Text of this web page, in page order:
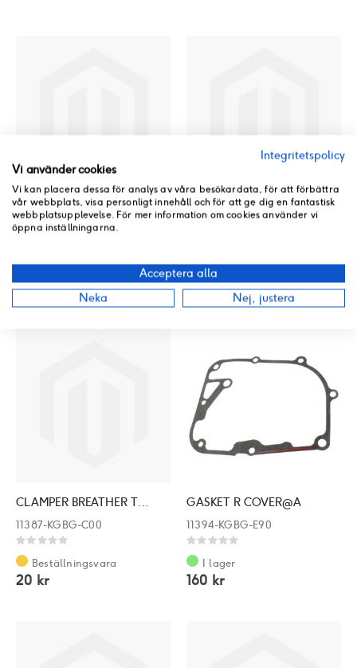
CLAMPER THROTTLE CABLE
11381-KHC4-C00
0%
79 kr
CLAMPER BRAKE CABLE
0%
Beställningsvara
33 kr
CLAMPER BREATHER TUBE
11387-KGBG-C00
Rating:
0%
Beställningsvara
20 kr
GASKET R COVER@A
11394-KGBG-E90
Rating:
0%
I lager
160 kr
Integritetspolicy
Vi använder cookies
Vi kan placera dessa för analys av våra besökardata, för att förbättra
vår webbplats, visa personligt innehåll och för att ge dig en fantastisk
webbplatsupplevelse. För mer information om cookies använder vi
öppna inställningarna.
Acceptera alla
Neka
Nej, justera